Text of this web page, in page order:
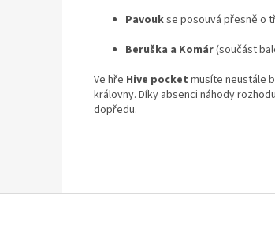
Pavoukse posouvá přesně o
Beruška a Komár(součást
Ve hře Hive pocket musíte neustále
královny. Díky absenci náhody
dopředu.